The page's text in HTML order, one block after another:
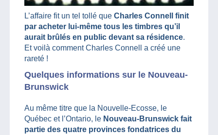
L’affaire fit un tel tollé que Charles Connell finit
par acheter lui-même tous les timbres qu’il
aurait brûlés en public devant sa résidence.
Et voilà comment Charles Connell a créé une
rareté !
Quelques informations sur le Nouveau-
Brunswick
Au même titre que la Nouvelle-Ecosse, le
Québec et l’Ontario, le Nouveau-Brunswick fait
partie des quatre provinces fondatrices du